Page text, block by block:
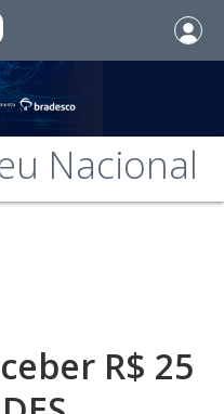
Nacional
R$ 25